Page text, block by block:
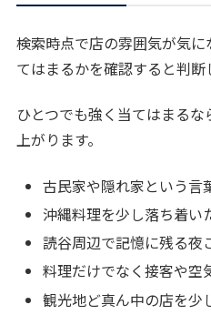
検索時点で店の雰囲気が気
てはまるかを確認すると判断
ひとつでも強く当てはまる
上がります。
古民家や隠れ家という言
沖縄料理を少し落ち着い
読谷周辺で記憶に残る夜
料理だけでなく接客や空
観光地ど真ん中の店を少